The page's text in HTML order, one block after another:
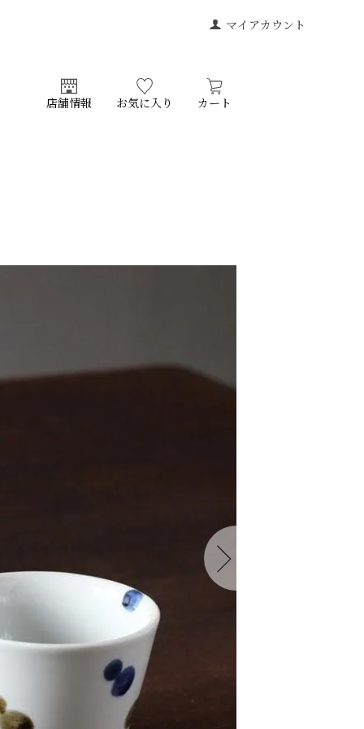
マイアカウント
店舗情報 お気に入り カート